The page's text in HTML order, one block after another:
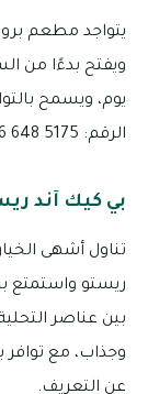
يتواجد مطعم
يوم، ويسمح
الرقم: 5175 648 056
بي كيك آند
تناول أشهى
ريستو واستمتع
بين عناصر
وجذاب، مع توافر
عن التعريف.